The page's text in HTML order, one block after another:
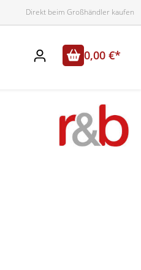
Direkt beim Großhändler kaufen
0,00 €*